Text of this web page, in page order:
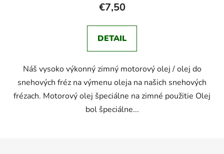
€7,50
DETAIL
Náš vysoko výkonný zimný motorový olej / olej do
snehových fréz na výmenu oleja na našich snehových
frézach. Motorový olej špeciálne na zimné použitie Olej
bol špeciálne...